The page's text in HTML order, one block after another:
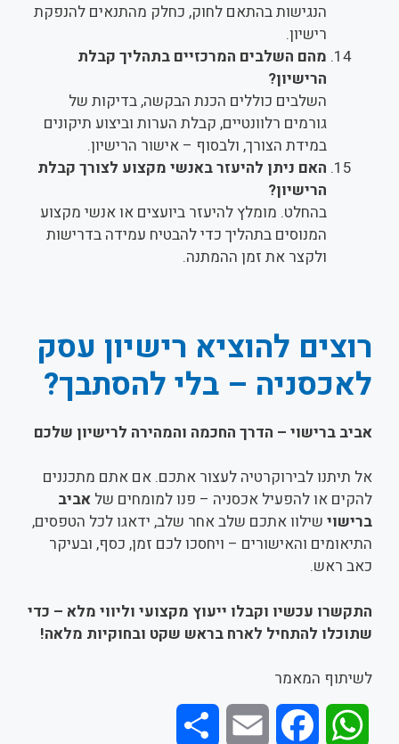
הנגישות בהתאם לחוק, כחלק מהתנאים להנפקת
רישיון.
מהם השלבים המרכזיים בתהליך קבלת
הרישיון?
השלבים כוללים הכנת הבקשה, בדיקות של
גורמים רלוונטיים, קבלת הערות וביצוע תיקונים
במידת הצורך, ולבסוף – אישור הרישיון.
האם ניתן להיעזר באנשי מקצוע לצורך קבלת
הרישיון?
בהחלט. מומלץ להיעזר ביועצים או אנשי מקצוע
המנוסים בתהליך כדי להבטיח עמידה בדרישות
ולקצר את זמן ההמתנה.
רוצים להוציא רישיון עסק
לאכסניה – בלי להסתבך?
אביב ברישוי – הדרך החכמה והמהירה לרישיון שלכם
אל תיתנו לבירוקרטיה לעצור אתכם. אם אתם מתכננים
להקים או להפעיל אכסניה – פנו למומחים של אביב
ברישוי שילוו אתכם שלב אחר שלב, ידאגו לכל הטפסים,
התיאומים והאישורים – ויחסכו לכם זמן, כסף, ובעיקר
כאב ראש.
התקשרו עכשיו וקבלו ייעוץ מקצועי וליווי מלא – כדי
שתוכלו להתחיל לארח בראש שקט ובחוקיות מלאה!
לשיתוף המאמר